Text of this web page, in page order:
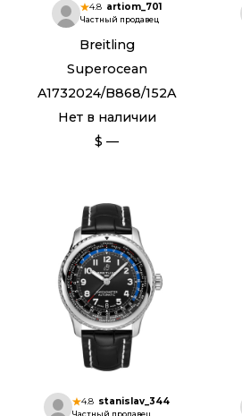
4.8 artiom_701
Частный продавец
Breitling
Superocean
A1732024/B868/152A
Нет в наличии
$ —
4.8 stanislav_344
Частный продавец